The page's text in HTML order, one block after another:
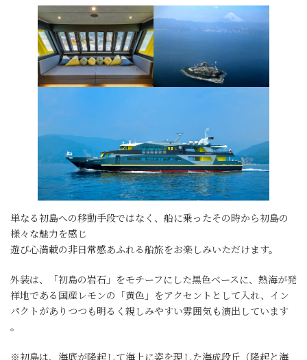
単なる初島への移動手段ではなく、船に乗ったその時から初島の
様々な魅力を感じ
遊び心満載の非日常感あふれる船旅をお楽しみいただけます。
外装は、「初島の岩石」をモチーフにした黒色ベースに、熱海が発
祥地である国産レモンの「黄色」をアクセントとして入れ、イン
パクトがありつつも明るく親しみやすい雰囲気も演出しています
。
※初島は、海底が隆起して海上に姿を現した海成段丘（隆起と海